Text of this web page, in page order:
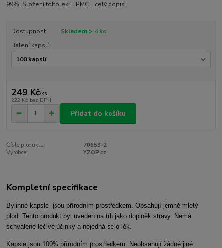
99%. Složení tobolek: HPMC... celý popis
Dostupnost
Skladem > 4 ks
Balení kapslí
249 Kč/ks
222 Kč bez DPH
Přidat do košíku
Číslo produktu:
70653-2
Výrobce:
YZOP.cz
Kompletní specifikace
Bylinné kapsle jsou přírodním prostředkem. Obsahují jemně mletý
plod. Tento produkt byl uveden na trh jako doplněk stravy. Nemá
schválené léčivé účinky a nejedná se o lék.
Kapsle jsou 100% přírodním prostředkem. Neobsahují žádné jiné